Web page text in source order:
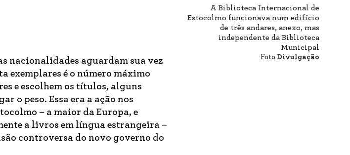
A Biblioteca Internacional de
Estocolmo funcionava num edifício
de três andares, anexo, mas
independente da Biblioteca
Municipal
Foto Divulgação
nacionalidades aguardam sua vez
exemplares é o número máximo
e escolhem os títulos, alguns
o peso. Essa era a ação nos
– a maior da Europa, e
a livros em língua estrangeira –
controversa do novo governo do